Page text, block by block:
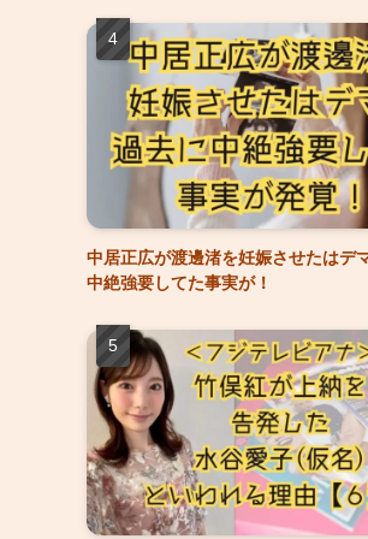
中居正広が渡邊渚を妊娠させたはデ
中絶強要してた事実が！